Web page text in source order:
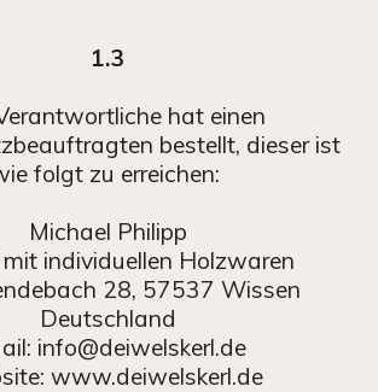
1.3
hat einen
bestellt, dieser ist
folgt zu erreichen:
Michael Philipp
individuellen Holzwaren
28, 57537 Wissen
Deutschland
info@deiwelskerl.de
www.deiwelskerl.de